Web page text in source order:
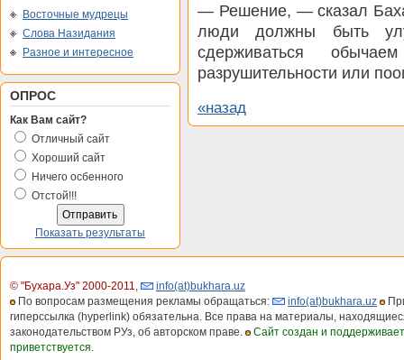
Восточные мудрецы
Слова Назидания
Разное и интересное
ОПРОС
Как Вам сайт?
Отличный сайт
Хороший сайт
Ничего осбенного
Отстой!!!
Показать результаты
— Решение, — сказал
люди должны быть
сдерживаться
разрушительности или
«назад
© "Бухара.Уз" 2000-2011,
info(at)bukhara.uz
По вопросам размещения рекламы обращаться:
info(at)bukhara.uz
гиперссылка (hyperlink) обязательна. Все права на материалы,
законодательством РУз, об авторском праве.
Сайт создан и
приветствуется.